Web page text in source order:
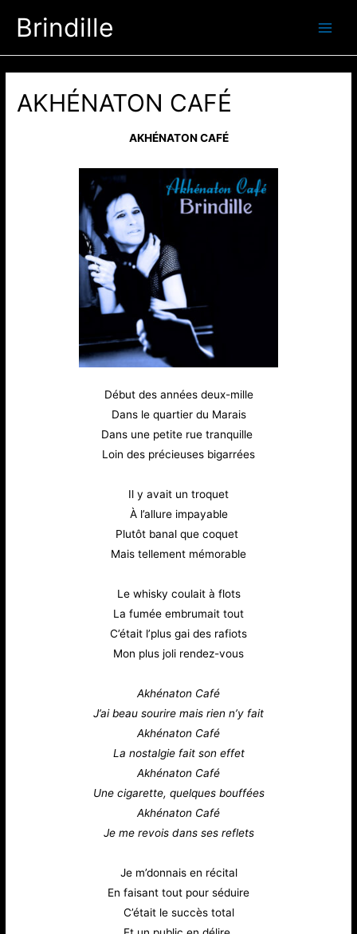
Brindille
AKHÉNATON CAFÉ
AKHÉNATON CAFÉ
Début des années deux-mille
Dans le quartier du Marais
Dans une petite rue tranquille
Loin des précieuses bigarrées
Il y avait un troquet
À l’allure impayable
Plutôt banal que coquet
Mais tellement mémorable
Le whisky coulait à flots
La fumée embrumait tout
C’était l’plus gai des rafiots
Mon plus joli rendez-vous
Akhénaton Café
J’ai beau sourire mais rien n’y fait
Akhénaton Café
La nostalgie fait son effet
Akhénaton Café
Une cigarette, quelques bouffées
Akhénaton Café
Je me revois dans ses reflets
Je m’donnais en récital
En faisant tout pour séduire
C’était le succès total